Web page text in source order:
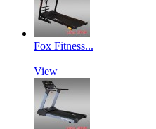
Fox Fitness...
View